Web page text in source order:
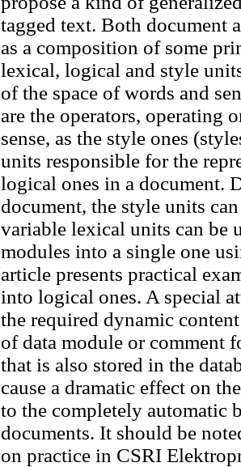
tagged text. Both document
as a composition of some
lexical, logical and style
of the space of words and
are the operators, operating
sense, as the style ones
units responsible for the
logical ones in a document.
document, the style units
variable lexical units can be
modules into a single one
article presents practical
into logical ones. A special
the required dynamic
of data module or comment
that is also stored in the
cause a dramatic effect on
to the completely automatic
documents. It should be
on practice in CSRI